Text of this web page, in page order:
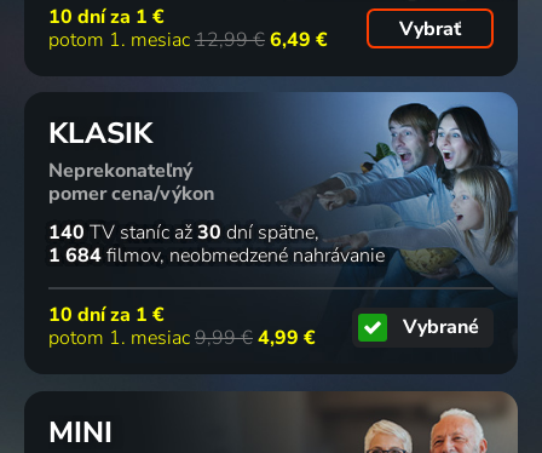
10 dní za 1 €
potom 1. mesiac12,99 €6,49 € Vybrať
KLASIK
Neprekonateľný
pomer cena/výkon
140 TV staníc až30 dní spätne
1 684filmov neobmedzené nahrávanie
10 dní za 1 €
potom 1. mesiac9,99 €4,99 € Vybrané
MINI